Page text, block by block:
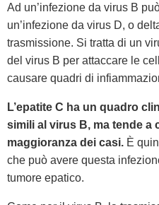
Ad un’infezione da virus B
un’infezione da virus D, o
trasmissione. Si tratta di un
del virus B per attaccare le
causare quadri di
L’epatite C ha un quadro
simili al virus B, ma tende a
maggioranza dei casi. È
che può avere questa
tumore epatico.